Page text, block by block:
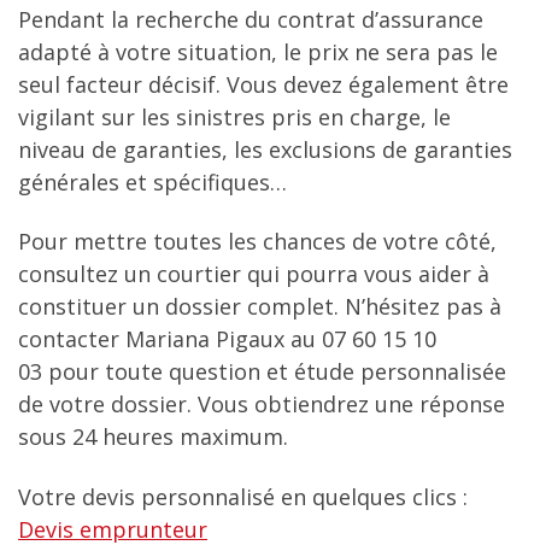
Pendant la recherche du contrat d’assurance
adapté à votre situation, le prix ne sera pas le
seul facteur décisif. Vous devez également être
vigilant sur les sinistres pris en charge, le
niveau de garanties, les exclusions de garanties
générales et spécifiques…
Pour mettre toutes les chances de votre côté,
consultez un courtier qui pourra vous aider à
constituer un dossier complet. N’hésitez pas à
contacter Mariana Pigaux au 07 60 15 10
03 pour toute question et étude personnalisée
de votre dossier. Vous obtiendrez une réponse
sous 24 heures maximum.
Votre devis personnalisé en quelques clics :
Devis emprunteur